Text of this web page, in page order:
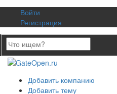
Войти
Регистрация
Добавить компанию
Добавить тему